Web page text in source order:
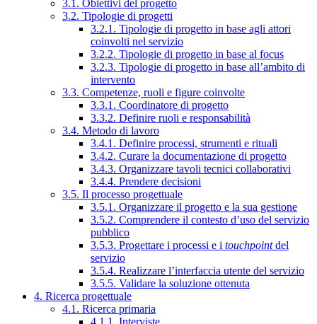
3.1. Obiettivi del progetto
3.2. Tipologie di progetti
3.2.1. Tipologie di progetto in base agli attori
coinvolti nel servizio
3.2.2. Tipologie di progetto in base al focus
3.2.3. Tipologie di progetto in base all’ambito di
intervento
3.3. Competenze, ruoli e figure coinvolte
3.3.1. Coordinatore di progetto
3.3.2. Definire ruoli e responsabilità
3.4. Metodo di lavoro
3.4.1. Definire processi, strumenti e rituali
3.4.2. Curare la documentazione di progetto
3.4.3. Organizzare tavoli tecnici collaborativi
3.4.4. Prendere decisioni
3.5. Il processo progettuale
3.5.1. Organizzare il progetto e la sua gestione
3.5.2. Comprendere il contesto d’uso del servizio
pubblico
3.5.3. Progettare i processi e i touchpointdel
servizio
3.5.4. Realizzare l’interfaccia utente del servizio
3.5.5. Validare la soluzione ottenuta
4. Ricerca progettuale
4.1. Ricerca primaria
4.1.1. Interviste